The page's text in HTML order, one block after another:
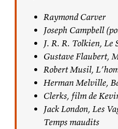
Raymond Carver
Joseph Campbell
J. R. R. Tolkien, Le
Gustave Flaubert,
Robert Musil,
Herman Melville,
Clerks, film de
Jack London, Les
Temps maudits